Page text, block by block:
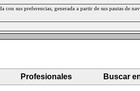
sus preferencias, generada a partir de sus pautas de
Profesionales Buscar